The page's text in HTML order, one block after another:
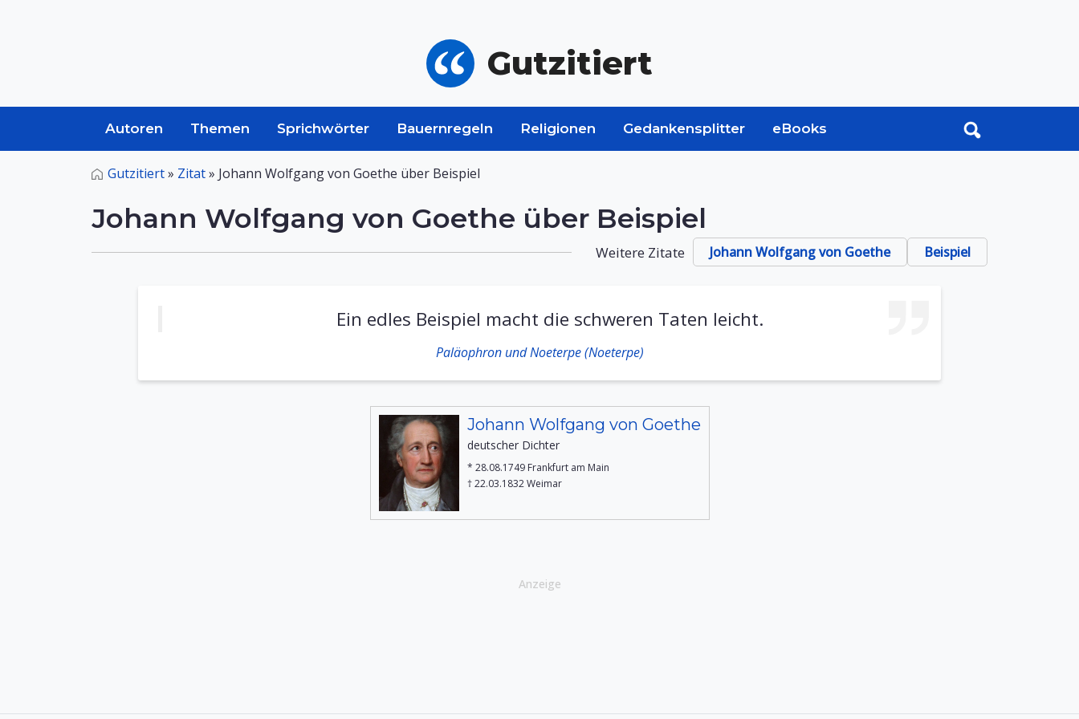
Gutzitiert
Autoren Themen Sprichwörter Bauernregeln Religionen Gedankensplitter eBooks
Gutzitiert» Zitat» Johann Wolfgang von Goethe über Beispiel
Johann Wolfgang von Goethe über Beispiel
Weitere Zitate Johann Wolfgang von Goethe Beispiel
Ein edles Beispiel macht die schweren Taten leicht.
Paläophron und Noeterpe (Noeterpe)
Johann Wolfgang von Goethe
deutscher Dichter
* 28.08.1749 Frankfurt am Main
† 22.03.1832 Weimar
Anzeige